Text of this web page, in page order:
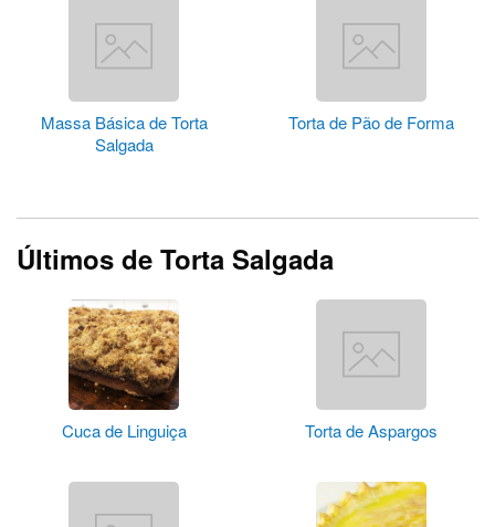
Massa Básica de Torta
Salgada
Torta de Pão de Forma
Últimos de Torta Salgada
Cuca de Linguiça Torta de Aspargos